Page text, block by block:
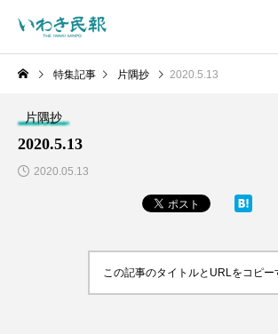
特集記事 片隅抄 2020.5.13
片隅抄
2020.5.13
2020.05.13
この記事のタイトルとURLをコピー